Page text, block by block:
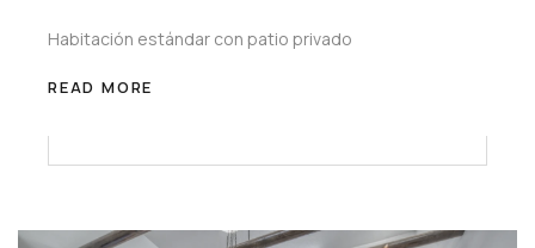
Habitación estándar con patio privado
READ MORE